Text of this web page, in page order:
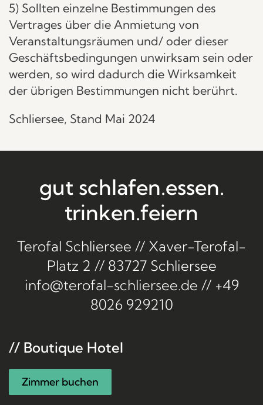
5) Sollten einzelne Bestimmungen des
Vertrages über die Anmietung von
Veranstaltungsräumen und/ oder dieser
Geschäftsbedingungen unwirksam sein oder
werden, so wird dadurch die Wirksamkeit
der übrigen Bestimmungen nicht berührt.
Schliersee, Stand Mai 2024
gut schlafen.essen.
trinken.feiern
Terofal Schliersee // Xaver-Terofal-
Platz 2 // 83727 Schliersee
info@terofal-schliersee.de // +49
8026 929210
// Boutique Hotel
Zimmer buchen